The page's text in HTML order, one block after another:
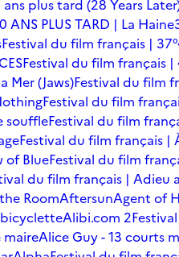
ans plus tard (28 Years
ANS PLUS TARD | La Haine
Festival du film français |
Festival du film français |
Mer (Jaws)Festival du film
Festival du film
souffleFestival du film
Festival du film français |
of BlueFestival du film
du film français | Adieu
RoomAftersunAgent of
bicycletteAlibi.com 2
maireAlice Guy - 13 courts